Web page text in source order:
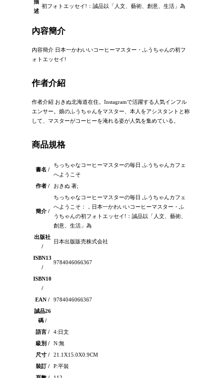
描
述
初フォトエッセイ!：誠品以「人文、藝術、創意、生活」為
內容簡介
內容簡介 日本一かわいいコーヒーマスター・ふうちゃんの初フ
ォトエッセイ!
作者介紹
作者介紹 おきぬ北海道在住。Instagramで活躍する人気インフル
エンサー。娘のふうちゃんをマスター、本人をアシスタントと称
して、マスターがコーヒーを淹れる姿が人気を集めている。
商品規格
書名 /
ちっちゃなコーヒーマスターの毎日 ふうちゃんカフェ
へようこそ
作者 /
おきぬ 著;
簡介 /
ちっちゃなコーヒーマスターの毎日 ふうちゃんカフェ
へようこそ：，日本一かわいいコーヒーマスター・ふ
うちゃんの初フォトエッセイ!：誠品以「人文、藝術、
創意、生活」為
出版社
/
日本出版販売株式会社
ISBN13
/
9784046066367
ISBN10
/
EAN /
9784046066367
誠品26
碼 /
語言 /
4:日文
級別 /
N:無
尺寸 /
21.1X15.0X0.9CM
裝訂 /
P:平裝